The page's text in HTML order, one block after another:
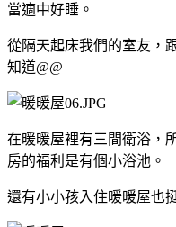
當適中好睡。
從隔天起床我們的室友，
知道@@
在暖暖屋裡有三間衛浴，
房的福利是有個小浴池。
還有小小孩入住暖暖屋也